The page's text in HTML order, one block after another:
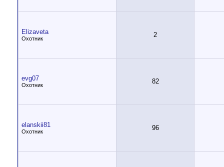
Elizaveta
Охотник 2
evg07
Охотник 82
elanskii81
Охотник 96